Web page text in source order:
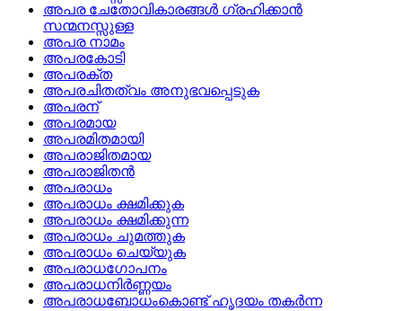
അപര ചേതോവികാരങ്ങള്‍ ഗ്രഹിക്കാന്‍
സന്മനസ്സുള്ള
അപര നാമം
അപരകോടി
അപരക്ത
അപരചിതത്വം അനുഭവപ്പെടുക
അപരന്
അപരമായ
അപരമിതമായി
അപരാജിതമായ
അപരാജിതൻ
അപരാധം
അപരാധം ക്ഷമിക്കുക
അപരാധം ക്ഷമിക്കുന്ന
അപരാധം ചുമത്തുക
അപരാധം ചെയ്യുക
അപരാധഗോപനം
അപരാധനിര്‍ണ്ണയം
അപരാധബോധംകൊണ്ട് ഹൃദയം തകർന്ന